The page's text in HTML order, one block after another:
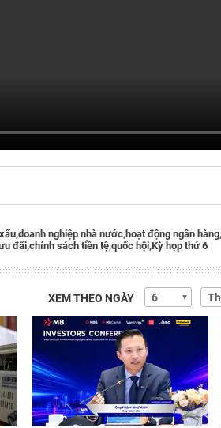
doanh nghiệp nhà nước,hoạt động ngân hàng,
đãi,chính sách tiền tệ,quốc hội,Kỳ họp thứ 6
XEM THEO NGÀY